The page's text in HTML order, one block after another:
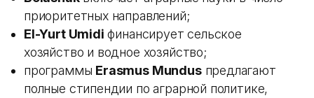
приоритетных направлений;
El-Yurt Umidi финансирует сельское
хозяйство и водное хозяйство;
программы Erasmus Mundusпредлагают
полные стипендии по аграрной политике,